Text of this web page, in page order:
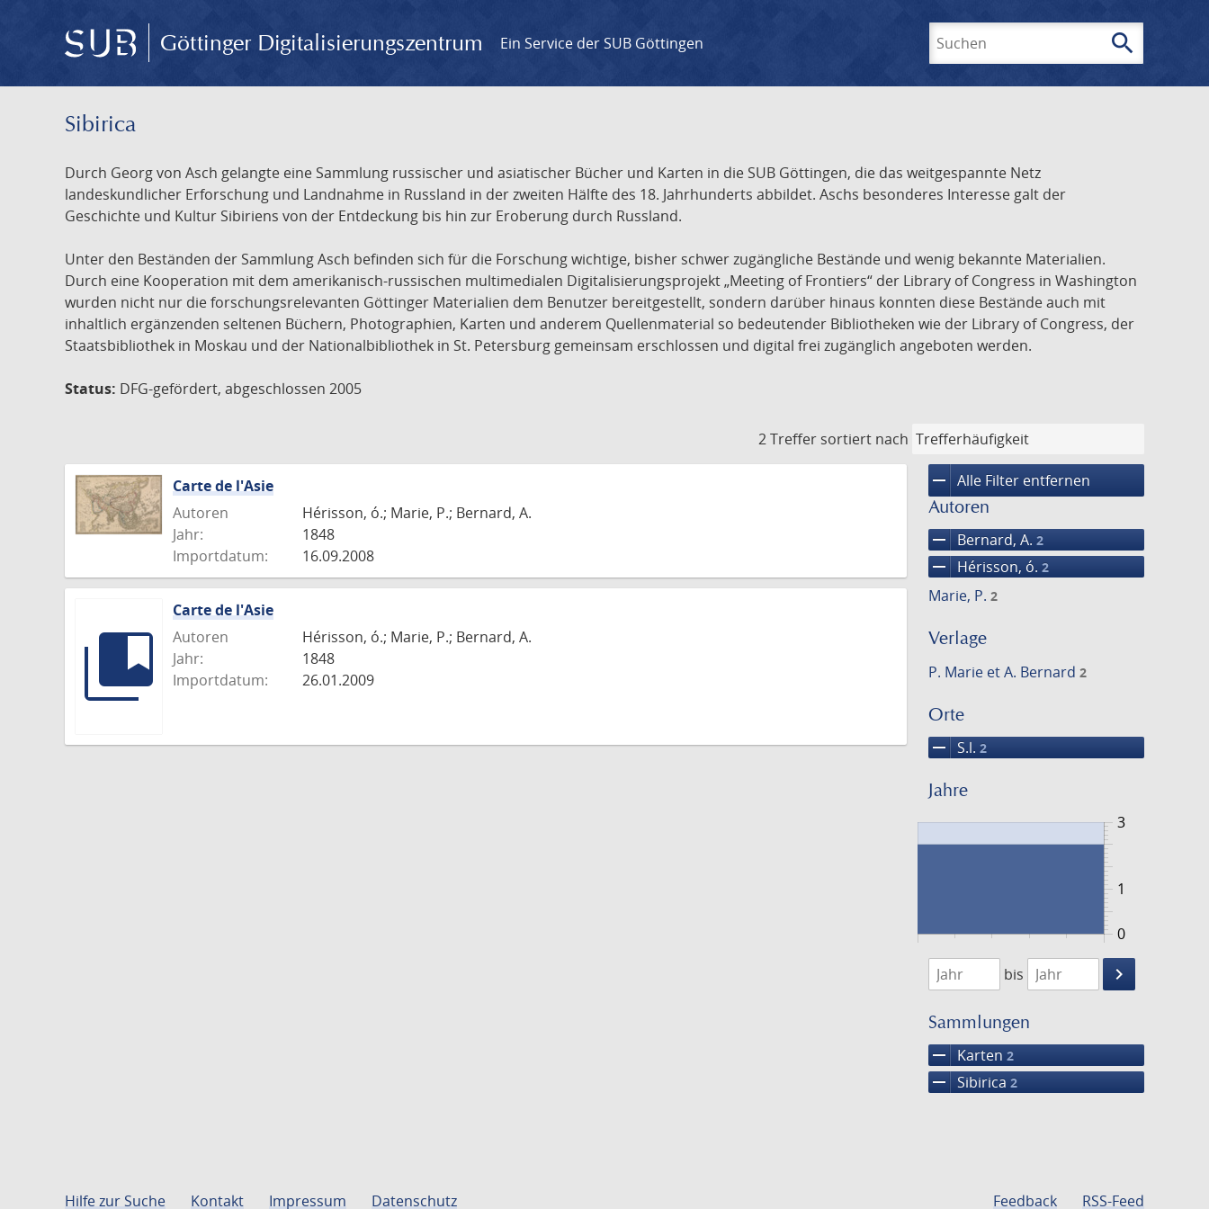
Göttinger Digitalisierungszentrum Ein Service der SUB Göttingen search
Sibirica
Durch Georg von Asch gelangte eine Sammlung russischer und asiatischer Bücher und Karten in die SUB Göttingen, die das weitgespannte Netz
landeskundlicher Erforschung und Landnahme in Russland in der zweiten Hälfte des 18. Jahrhunderts abbildet. Aschs besonderes Interesse galt der
Geschichte und Kultur Sibiriens von der Entdeckung bis hin zur Eroberung durch Russland.
Unter den Beständen der Sammlung Asch befinden sich für die Forschung wichtige, bisher schwer zugängliche Bestände und wenig bekannte Materialien.
Durch eine Kooperation mit dem amerikanisch-russischen multimedialen Digitalisierungsprojekt „Meeting of Frontiers“ der Library of Congress in Washington
wurden nicht nur die forschungsrelevanten Göttinger Materialien dem Benutzer bereitgestellt, sondern darüber hinaus konnten diese Bestände auch mit
inhaltlich ergänzenden seltenen Büchern, Photographien, Karten und anderem Quellenmaterial so bedeutender Bibliotheken wie der Library of Congress, der
Staatsbibliothek in Moskau und der Nationalbibliothek in St. Petersburg gemeinsam erschlossen und digital frei zugänglich angeboten werden.
Status: DFG-gefördert, abgeschlossen 2005
2 Treffer sortiert nach
remove Alle Filter entfernen
Autoren
remove Bernard, A. 2
remove Hérisson, ó. 2
Marie, P. 2
Verlage
P. Marie et A. Bernard 2
Orte
remove S.l. 2
Jahre
0
3
1
1848
1849
bis
keyboard_arrow_right
Suche
Sammlungen
remove Karten 2
remove Sibirica 2
Carte de l'Asie
Autoren
Hérisson, ó.; Marie, P.; Bernard, A.
Jahr:
1848
Importdatum:
16.09.2008
Carte de l'Asie
Autoren
Hérisson, ó.; Marie, P.; Bernard, A.
Jahr:
1848
Importdatum:
26.01.2009
Hilfe zur Suche Kontakt Impressum Datenschutz Feedback RSS-Feed